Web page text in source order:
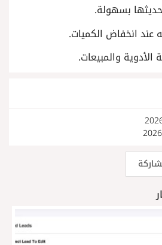
بسهولة.
عند انخفاض الكميات.
الأدوية والمبيعات.